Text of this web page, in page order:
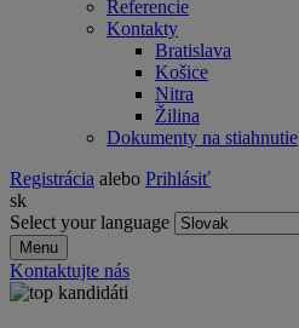
Referencie
Kontakty
Bratislava
Košice
Nitra
Žilina
Dokumenty na stiahnutie
Registrácia alebo Prihlásiť
sk
Select your language
Menu
Kontaktujte nás